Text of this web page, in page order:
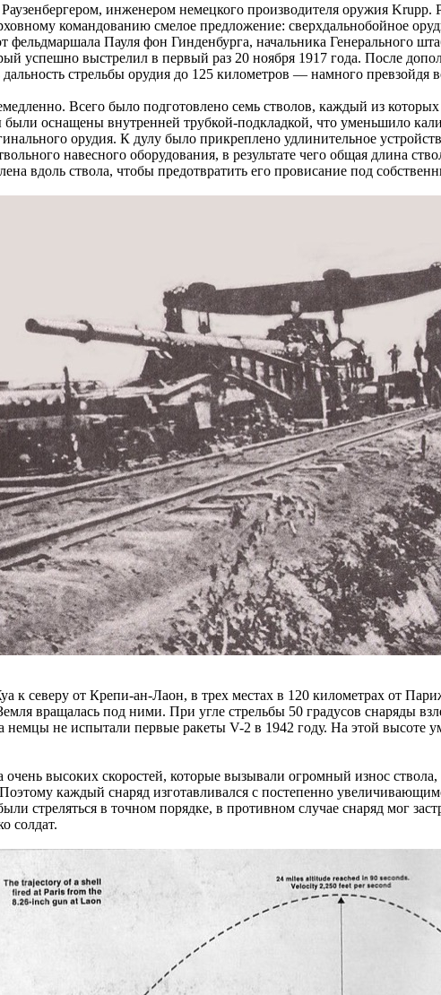
инженером немецкого производителя оружия Krupp.
командованию смелое предложение: сверхдальнобойное
Пауля фон Гинденбурга, начальника Генерального
успешно выстрелил в первый раз 20 ноября 1917 года. После
стрельбы орудия до 125 километров — намного превзойдя
Всего было подготовлено семь стволов, каждый из
оснащены внутренней трубкой-подкладкой, что уменьшило
орудия. К дулу было прикреплено удлинительное
навесного оборудования, в результате чего общая длина
вдоль ствола, чтобы предотвратить его провисание под
к северу от Крепи-ан-Лаон, в трех местах в 120 километрах от
вращалась под ними. При угле стрельбы 50 градусов снаряды
не испытали первые ракеты V-2 в 1942 году. На этой высоте
очень высоких скоростей, которые вызывали огромный износ
Поэтому каждый снаряд изготавливался с постепенно
стреляться в точном порядке, в противном случае снаряд мог
солдат.